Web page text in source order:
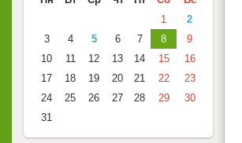
1
2
3
4 5 6 7 8
9
10
11 12 13 14 15
16
17
18 19 20 21 22
23
24
25 26 27 28 29
30
31